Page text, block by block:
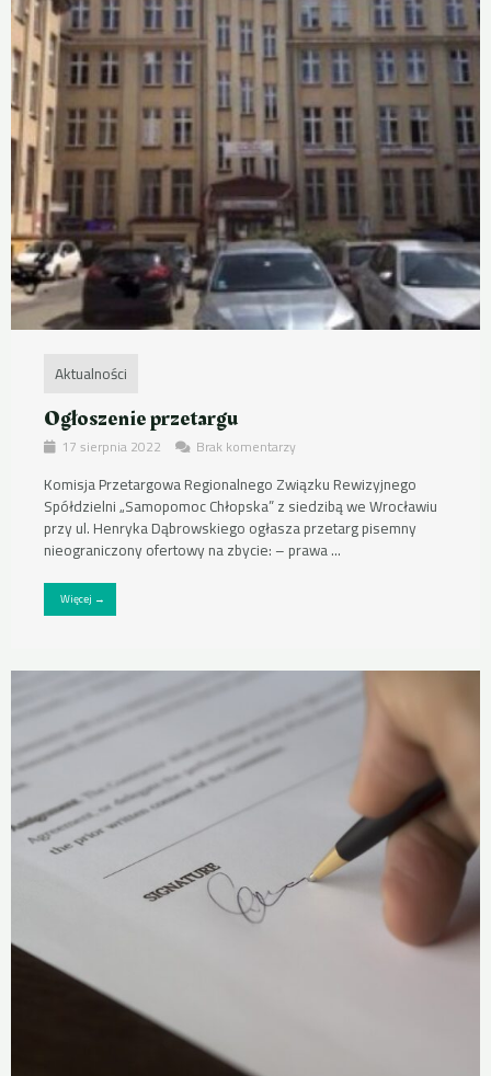
Aktualności
Ogłoszenie przetargu
17 sierpnia 2022 Brak komentarzy
Komisja Przetargowa Regionalnego Związku Rewizyjnego
Spółdzielni „Samopomoc Chłopska” z siedzibą we Wrocławiu
przy ul. Henryka Dąbrowskiego ogłasza przetarg pisemny
nieograniczony ofertowy na zbycie: – prawa ...
Więcej →